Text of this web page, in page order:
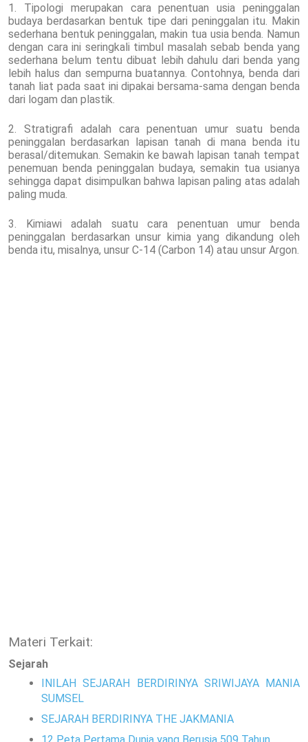
1. Tipologi merupakan cara penentuan usia peninggalan
budaya berdasarkan bentuk tipe dari peninggalan itu. Makin
sederhana bentuk peninggalan, makin tua usia benda. Namun
dengan cara ini seringkali timbul masalah sebab benda yang
sederhana belum tentu dibuat lebih dahulu dari benda yang
lebih halus dan sempurna buatannya. Contohnya, benda dari
tanah liat pada saat ini dipakai bersama-sama dengan benda
dari logam dan plastik.
2. Stratigrafi adalah cara penentuan umur suatu benda
peninggalan berdasarkan lapisan tanah di mana benda itu
berasal/ditemukan. Semakin ke bawah lapisan tanah tempat
penemuan benda peninggalan budaya, semakin tua usianya
sehingga dapat disimpulkan bahwa lapisan paling atas adalah
paling muda.
3. Kimiawi adalah suatu cara penentuan umur benda
peninggalan berdasarkan unsur kimia yang dikandung oleh
benda itu, misalnya, unsur C-14 (Carbon 14) atau unsur Argon.
Materi Terkait:
Sejarah
INILAH SEJARAH BERDIRINYA SRIWIJAYA MANIA
SUMSEL
SEJARAH BERDIRINYA THE JAKMANIA